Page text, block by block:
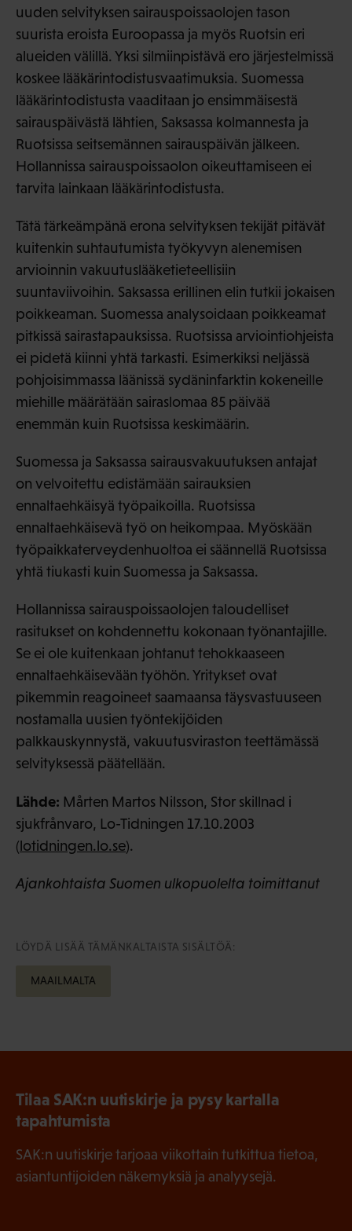
uuden selvityksen sairauspoissaolojen tason
suurista eroista Euroopassa ja myös Ruotsin eri
alueiden välillä. Yksi silmiinpistävä ero järjestelmissä
koskee lääkärintodistusvaatimuksia. Suomessa
lääkärintodistusta vaaditaan jo ensimmäisestä
sairauspäivästä lähtien, Saksassa kolmannesta ja
Ruotsissa seitsemännen sairauspäivän jälkeen.
Hollannissa sairauspoissaolon oikeuttamiseen ei
tarvita lainkaan lääkärintodistusta.
Tätä tärkeämpänä erona selvityksen tekijät pitävät
kuitenkin suhtautumista työkyvyn alenemisen
arvioinnin vakuutuslääketieteellisiin
suuntaviivoihin. Saksassa erillinen elin tutkii jokaisen
poikkeaman. Suomessa analysoidaan poikkeamat
pitkissä sairastapauksissa. Ruotsissa arviointiohjeista
ei pidetä kiinni yhtä tarkasti. Esimerkiksi neljässä
pohjoisimmassa läänissä sydäninfarktin kokeneille
miehille määrätään sairaslomaa 85 päivää
enemmän kuin Ruotsissa keskimäärin.
Suomessa ja Saksassa sairausvakuutuksen antajat
on velvoitettu edistämään sairauksien
ennaltaehkäisyä työpaikoilla. Ruotsissa
ennaltaehkäisevä työ on heikompaa. Myöskään
työpaikkaterveydenhuoltoa ei säännellä Ruotsissa
yhtä tiukasti kuin Suomessa ja Saksassa.
Hollannissa sairauspoissaolojen taloudelliset
rasitukset on kohdennettu kokonaan työnantajille.
Se ei ole kuitenkaan johtanut tehokkaaseen
ennaltaehkäisevään työhön. Yritykset ovat
pikemmin reagoineet saamaansa täysvastuuseen
nostamalla uusien työntekijöiden
palkkauskynnystä, vakuutusviraston teettämässä
selvityksessä päätellään.
Lähde: Mårten Martos Nilsson, Stor skillnad i
sjukfrånvaro, Lo-Tidningen 17.10.2003
(lotidningen.lo.se).
Ajankohtaista Suomen ulkopuolelta toimittanut
LÖYDÄ LISÄÄ TÄMÄNKALTAISTA SISÄLTÖÄ:
MAAILMALTA
Tilaa SAK:n uutiskirje ja pysy kartalla
tapahtumista
SAK:n uutiskirje tarjoaa viikottain tutkittua tietoa,
asiantuntijoiden näkemyksiä ja analyysejä.